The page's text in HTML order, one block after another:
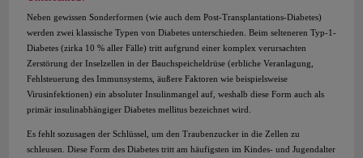
Neben gewissen Sonderformen (wie auch dem Post-Transplantations-Diabetes)
werden zwei klassische Typen von Diabetes unterschieden. Beim selteneren Typ-1-
Diabetes (zirka 10 % aller Fälle) tritt aufgrund einer komplex verursachten
Zerstörung der Inselzellen in der Bauchspeicheldrüse (erbliche Veranlagung,
Fehlsteuerung des Immunsystems, äußere Faktoren wie beispielsweise
Virusinfektionen) ein absoluter Insulinmangel auf, weshalb diese Form auch als
primär insulinabhängiger Diabetes mellitus bezeichnet wird.
Es fehlt sozusagen der Schlüssel, um den Traubenzucker in die Zellen zu
schleusen. Diese Form des Diabetes tritt am häufigsten im Kindes- und Jugendalter